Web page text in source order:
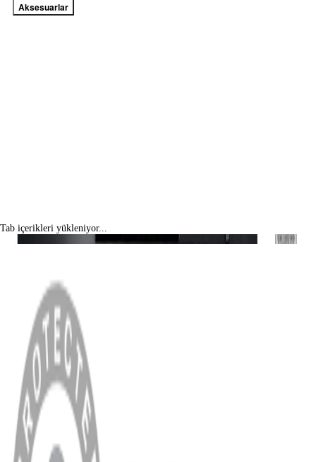
Aksesuarlar
Tab içerikleri yükleniyor...
MENÜ
Anasayfa
Hakkımızda
Blog
MÜŞTERİ HİZMETLERİ
Hesabım
Sipariş Sorgulama
Banka Hesap Bilgileri